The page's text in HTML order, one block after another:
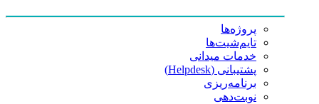
پروژه‌ها
تایم‌شیت‌ها
خدمات میدانی
پشتیبانی (Helpdesk)
برنامه‌ریزی
نوبت‌دهی